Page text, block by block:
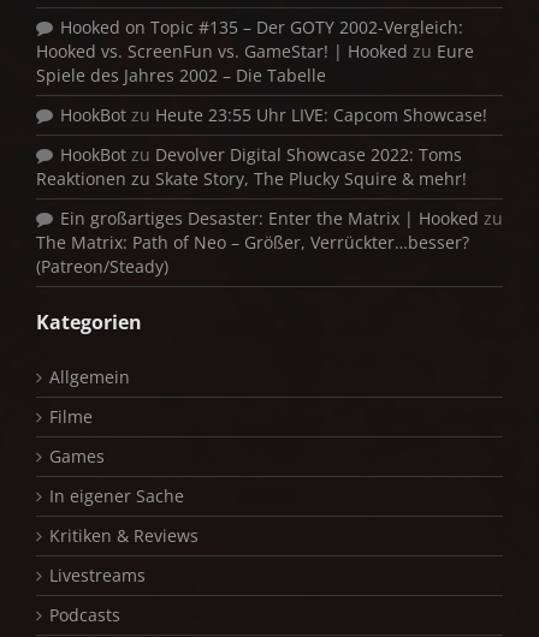
Hooked on Topic #135 – Der GOTY 2002-Vergleich:
Hooked vs. ScreenFun vs. GameStar! | Hooked zu Eure
Spiele des Jahres 2002 – Die Tabelle
HookBot zu Heute 23:55 Uhr LIVE: Capcom Showcase!
HookBot zu Devolver Digital Showcase 2022: Toms
Reaktionen zu Skate Story, The Plucky Squire & mehr!
Ein großartiges Desaster: Enter the Matrix | Hooked zu
The Matrix: Path of Neo – Größer, Verrückter…besser?
(Patreon/Steady)
Kategorien
Allgemein
Filme
Games
In eigener Sache
Kritiken & Reviews
Livestreams
Podcasts